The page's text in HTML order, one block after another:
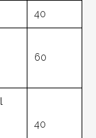
40
60
40